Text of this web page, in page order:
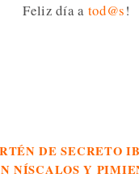
Feliz día a tod@s!